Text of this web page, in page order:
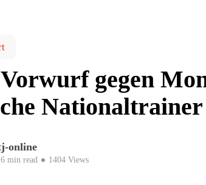
gegen
online
6 min read 1404 Views